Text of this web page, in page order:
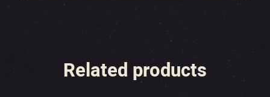
Related products